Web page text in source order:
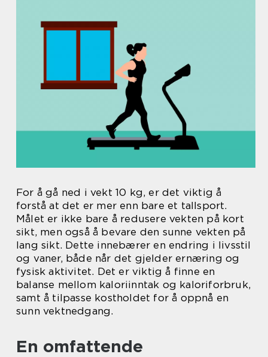
For å gå ned i vekt 10 kg, er det viktig å
forstå at det er mer enn bare et tallsport.
Målet er ikke bare å redusere vekten på kort
sikt, men også å bevare den sunne vekten på
lang sikt. Dette innebærer en endring i livsstil
og vaner, både når det gjelder ernæring og
fysisk aktivitet. Det er viktig å finne en
balanse mellom kaloriinntak og kaloriforbruk,
samt å tilpasse kostholdet for å oppnå en
sunn vektnedgang.
En omfattende